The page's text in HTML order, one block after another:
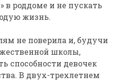
в роддоме и не пускать
жизнь.
не поверила и, будучи
школы,
способности девочек
В двух-трехлетнем